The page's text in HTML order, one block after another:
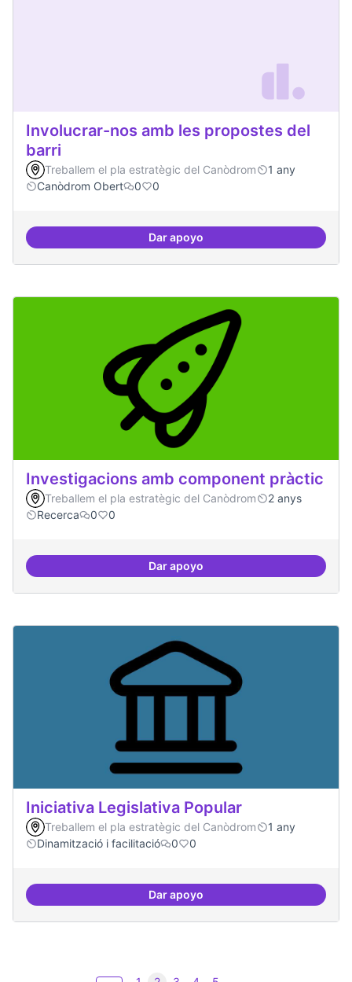
Involucrar-nos amb les propostes del
barri
Treballem el pla estratègic del Canòdrom
1 any
Canòdrom Obert
0 0
Dar apoyoInvolucrar-nos amb les
Investigacions amb component pràctic
Treballem el pla estratègic del Canòdrom
2 anys
Recerca
0 0
Dar apoyoInvestigacions amb component
Iniciativa Legislativa Popular
Treballem el pla estratègic del Canòdrom
1 any
Dinamització i facilitació
0 0
Dar apoyoIniciativa Legislativa Popular